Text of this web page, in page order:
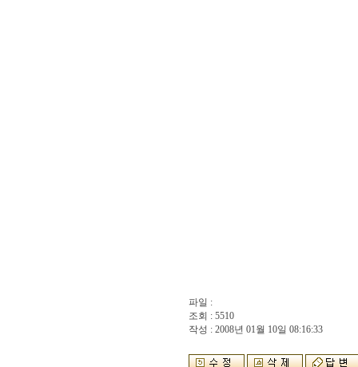
파일 :
조회 : 5510
작성 : 2008년 01월 10일 08:16:33